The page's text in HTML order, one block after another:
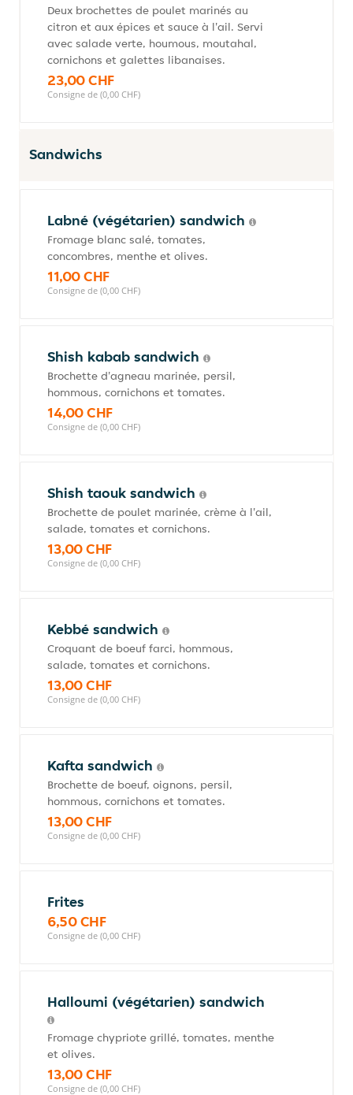
Deux brochettes de poulet marinés au
citron et aux épices et sauce à l'ail. Servi
avec salade verte, houmous, moutahal,
cornichons et galettes libanaises.
23,00 CHF
Consigne de (0,00 CHF)
Sandwichs
Labné (végétarien) sandwich
Fromage blanc salé, tomates,
concombres, menthe et olives.
11,00 CHF
Consigne de (0,00 CHF)
Shish kabab sandwich
Brochette d'agneau marinée, persil,
hommous, cornichons et tomates.
14,00 CHF
Consigne de (0,00 CHF)
Shish taouk sandwich
Brochette de poulet marinée, crème à l'ail,
salade, tomates et cornichons.
13,00 CHF
Consigne de (0,00 CHF)
Kebbé sandwich
Croquant de boeuf farci, hommous,
salade, tomates et cornichons.
13,00 CHF
Consigne de (0,00 CHF)
Kafta sandwich
Brochette de boeuf, oignons, persil,
hommous, cornichons et tomates.
13,00 CHF
Consigne de (0,00 CHF)
Frites
6,50 CHF
Consigne de (0,00 CHF)
Halloumi (végétarien) sandwich
Fromage chypriote grillé, tomates, menthe
et olives.
13,00 CHF
Consigne de (0,00 CHF)